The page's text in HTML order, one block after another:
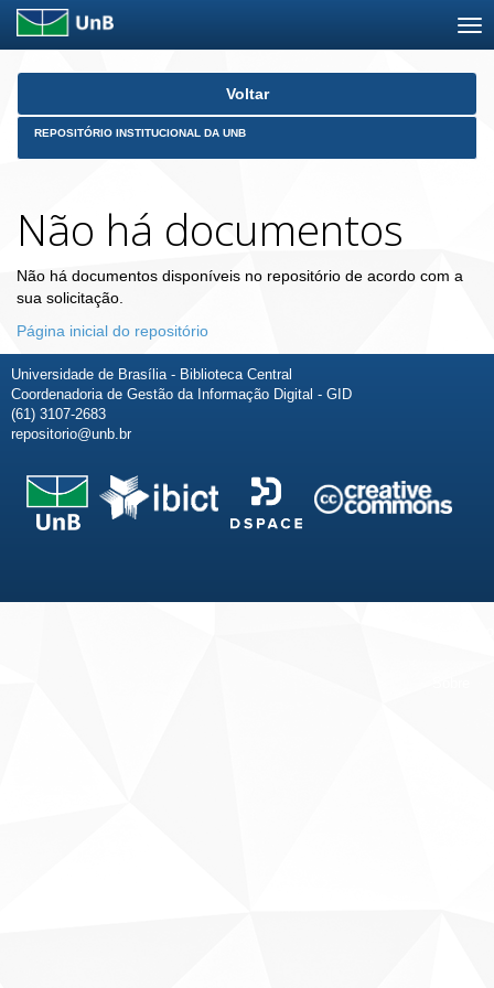
Skip
Voltar
REPOSITÓRIO INSTITUCIONAL DA UNB
Não há documentos
Não há documentos disponíveis no repositório de acordo com a
sua solicitação.
Página inicial do repositório
Universidade de Brasília - Biblioteca Central
Coordenadoria de Gestão da Informação Digital - GID
(61) 3107-2683
repositorio@unb.br